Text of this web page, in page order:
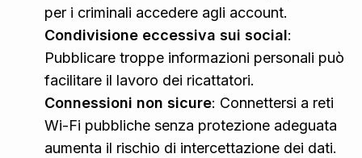
per i criminali accedere agli account.
Condivisione eccessiva sui social:
Pubblicare troppe informazioni personali può
facilitare il lavoro dei ricattatori.
Connessioni non sicure: Connettersi a reti
Wi-Fi pubbliche senza protezione adeguata
aumenta il rischio di intercettazione dei dati.